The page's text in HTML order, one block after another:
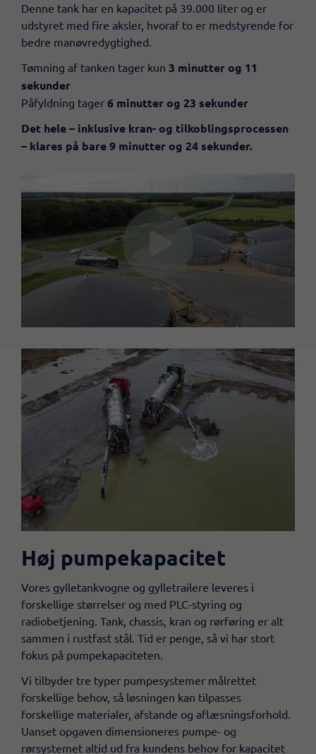
Denne tank har en kapacitet på 39.000 liter og er
udstyret med fire aksler, hvoraf to er medstyrende for
bedre manøvredygtighed.
​Tømning af tanken tager kun 3 minutter og 11
sekunder
Påfyldning tager 6 minutter og 23 sekunder
Det hele – inklusive kran- og tilkoblingsprocessen
– klares på bare 9 minutter og 24 sekunder.
Høj pumpekapacitet
​​Vores gylletankvogne og gylletrailere leveres i
forskellige størrelser og med PLC-styring og
radiobetjening. Tank, chassis, kran og rørføring er alt
sammen i rustfast stål. Tid er penge, så vi har stort
fokus på pumpekapaciteten.
Vi tilbyder tre typer pumpesystemer målrettet
forskellige behov, så løsningen kan tilpasses
forskellige materialer, afstande og aflæsningsforhold.
Uanset opgaven dimensioneres pumpe- og
rørsystemet altid ud fra kundens behov for kapacitet